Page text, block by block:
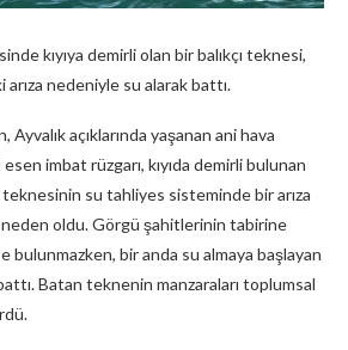
kıyıya demirli olan bir balıkçı teknesi,
nedeniyle su alarak battı.
açıklarında yaşanan ani hava
imbat rüzgarı, kıyıda demirli bulunan
teknesinin su tahliyes sisteminde bir arıza
neden oldu. Görgü şahitlerinin tabirine
bulunmazken, bir anda su almaya başlayan
Batan teknenin manzaraları toplumsal